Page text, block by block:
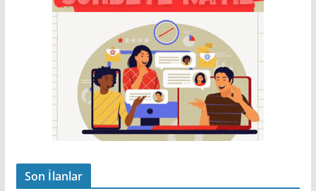
Son İlanlar